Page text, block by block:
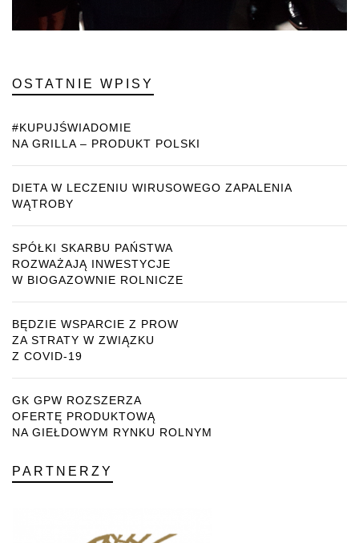
OSTATNIE WPISY
#KUPUJŚWIADOMIE
NA GRILLA – PRODUKT POLSKI
DIETA W LECZENIU WIRUSOWEGO ZAPALENIA
WĄTROBY
SPÓŁKI SKARBU PAŃSTWA
ROZWAŻAJĄ INWESTYCJE
W BIOGAZOWNIE ROLNICZE
BĘDZIE WSPARCIE Z PROW
ZA STRATY W ZWIĄZKU
Z COVID-19
GK GPW ROZSZERZA
OFERTĘ PRODUKTOWĄ
NA GIEŁDOWYM RYNKU ROLNYM
PARTNERZY